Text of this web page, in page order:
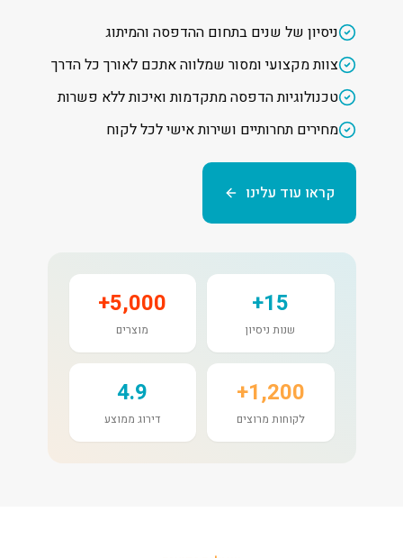
ניסיון של שנים בתחום ההדפסה והמיתוג
צוות מקצועי ומסור שמלווה אתכם לאורך כל הדרך
טכנולוגיות הדפסה מתקדמות ואיכות ללא פשרות
מחירים תחרותיים ושירות אישי לכל לקוח
קראו עוד עלינו
15+
שנות ניסיון
5,000+
מוצרים
1,200+
לקוחות מרוצים
4.9
דירוג ממוצע